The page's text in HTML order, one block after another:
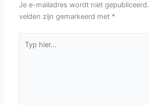
Je e-mailadres wordt niet gepubliceerd.
velden zijn gemarkeerd met *
hier...